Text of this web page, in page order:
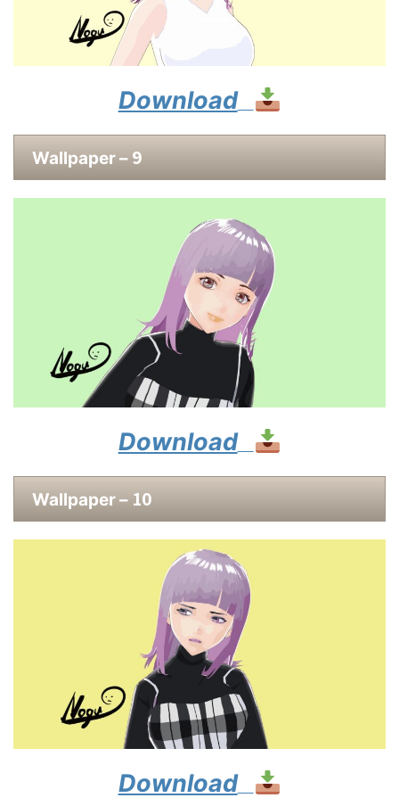
Download
Wallpaper – 9
Download
Wallpaper – 10
Download